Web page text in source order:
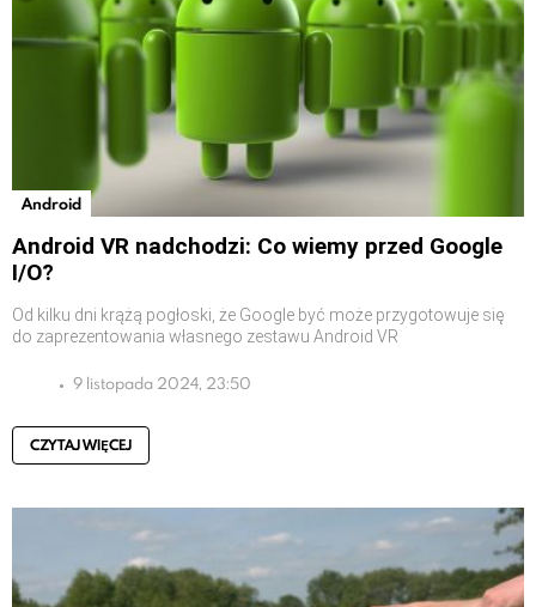
Android
Android VR nadchodzi: Co wiemy przed Google
I/O?
Od kilku dni krążą pogłoski, że Google być może przygotowuje się
do zaprezentowania własnego zestawu Android VR
9 listopada 2024, 23:50
CZYTAJ WIĘCEJ